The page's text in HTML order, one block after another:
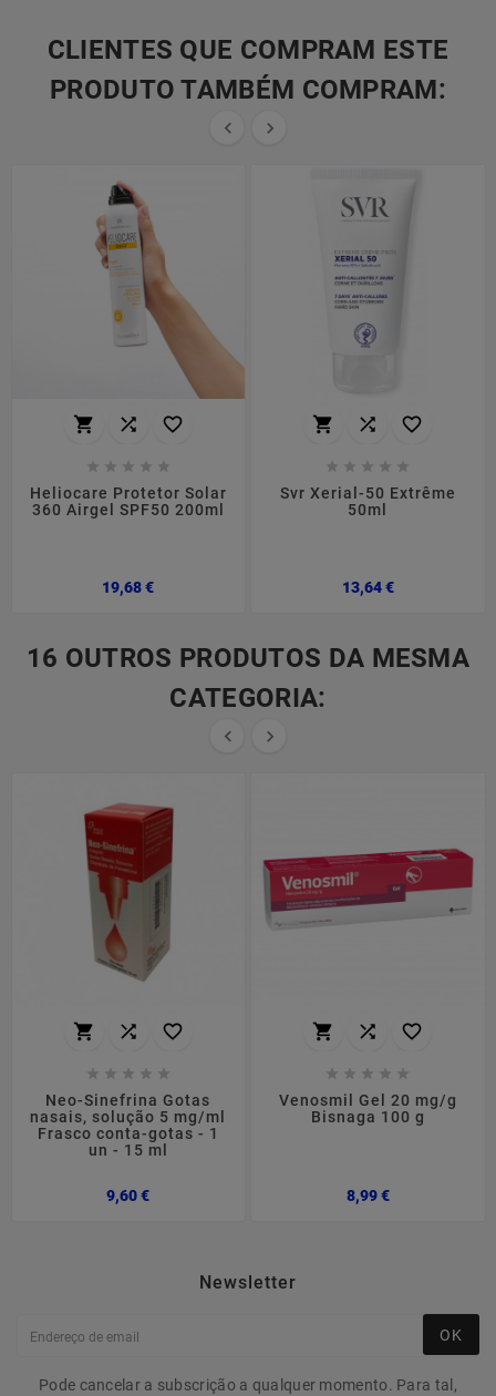
CLIENTES QUE COMPRAM ESTE
PRODUTO TAMBÉM COMPRAM:
 
  
    
Heliocare Protetor Solar
360 Airgel SPF50 200ml
19,68 €Preço
  
    
Svr Xerial-50 Extrême
50ml
13,64 €Preço
16 OUTROS PRODUTOS DA MESMA
CATEGORIA:
 
  
    
Neo-Sinefrina Gotas
nasais, solução 5 mg/ml
Frasco conta-gotas - 1
un - 15 ml
9,60 €Preço
  
    
Venosmil Gel 20 mg/g
Bisnaga 100 g
8,99 €Preço
Newsletter
OK
Pode cancelar a subscrição a qualquer momento. Para tal,